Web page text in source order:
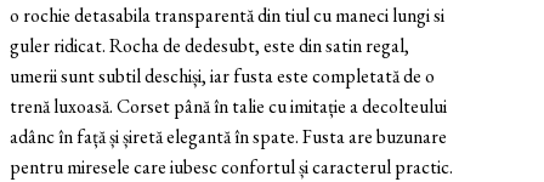
o rochie detasabila transparentă din tiul cu maneci lungi si
guler ridicat. Rocha de dedesubt, este din satin regal,
umerii sunt subtil deschiși, iar fusta este completată de o
trenă luxoasă. Corset până în talie cu imitație a decolteului
adânc în față și șiretă elegantă în spate. Fusta are buzunare
pentru miresele care iubesc confortul și caracterul practic.